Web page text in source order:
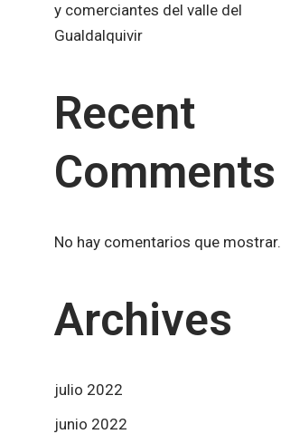
y comerciantes del valle del
Gualdalquivir
Recent
Comments
No hay comentarios que mostrar.
Archives
julio 2022
junio 2022